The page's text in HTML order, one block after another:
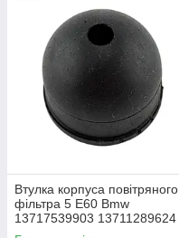
Втулка корпуса повітряного
фільтра 5 E60 Bmw
13717539903 13711289624
7539903